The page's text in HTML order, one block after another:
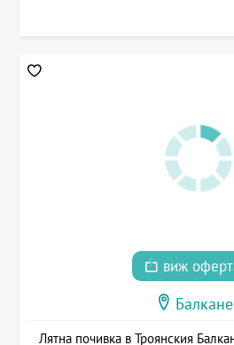
виж
Лятна почивка в Троянския